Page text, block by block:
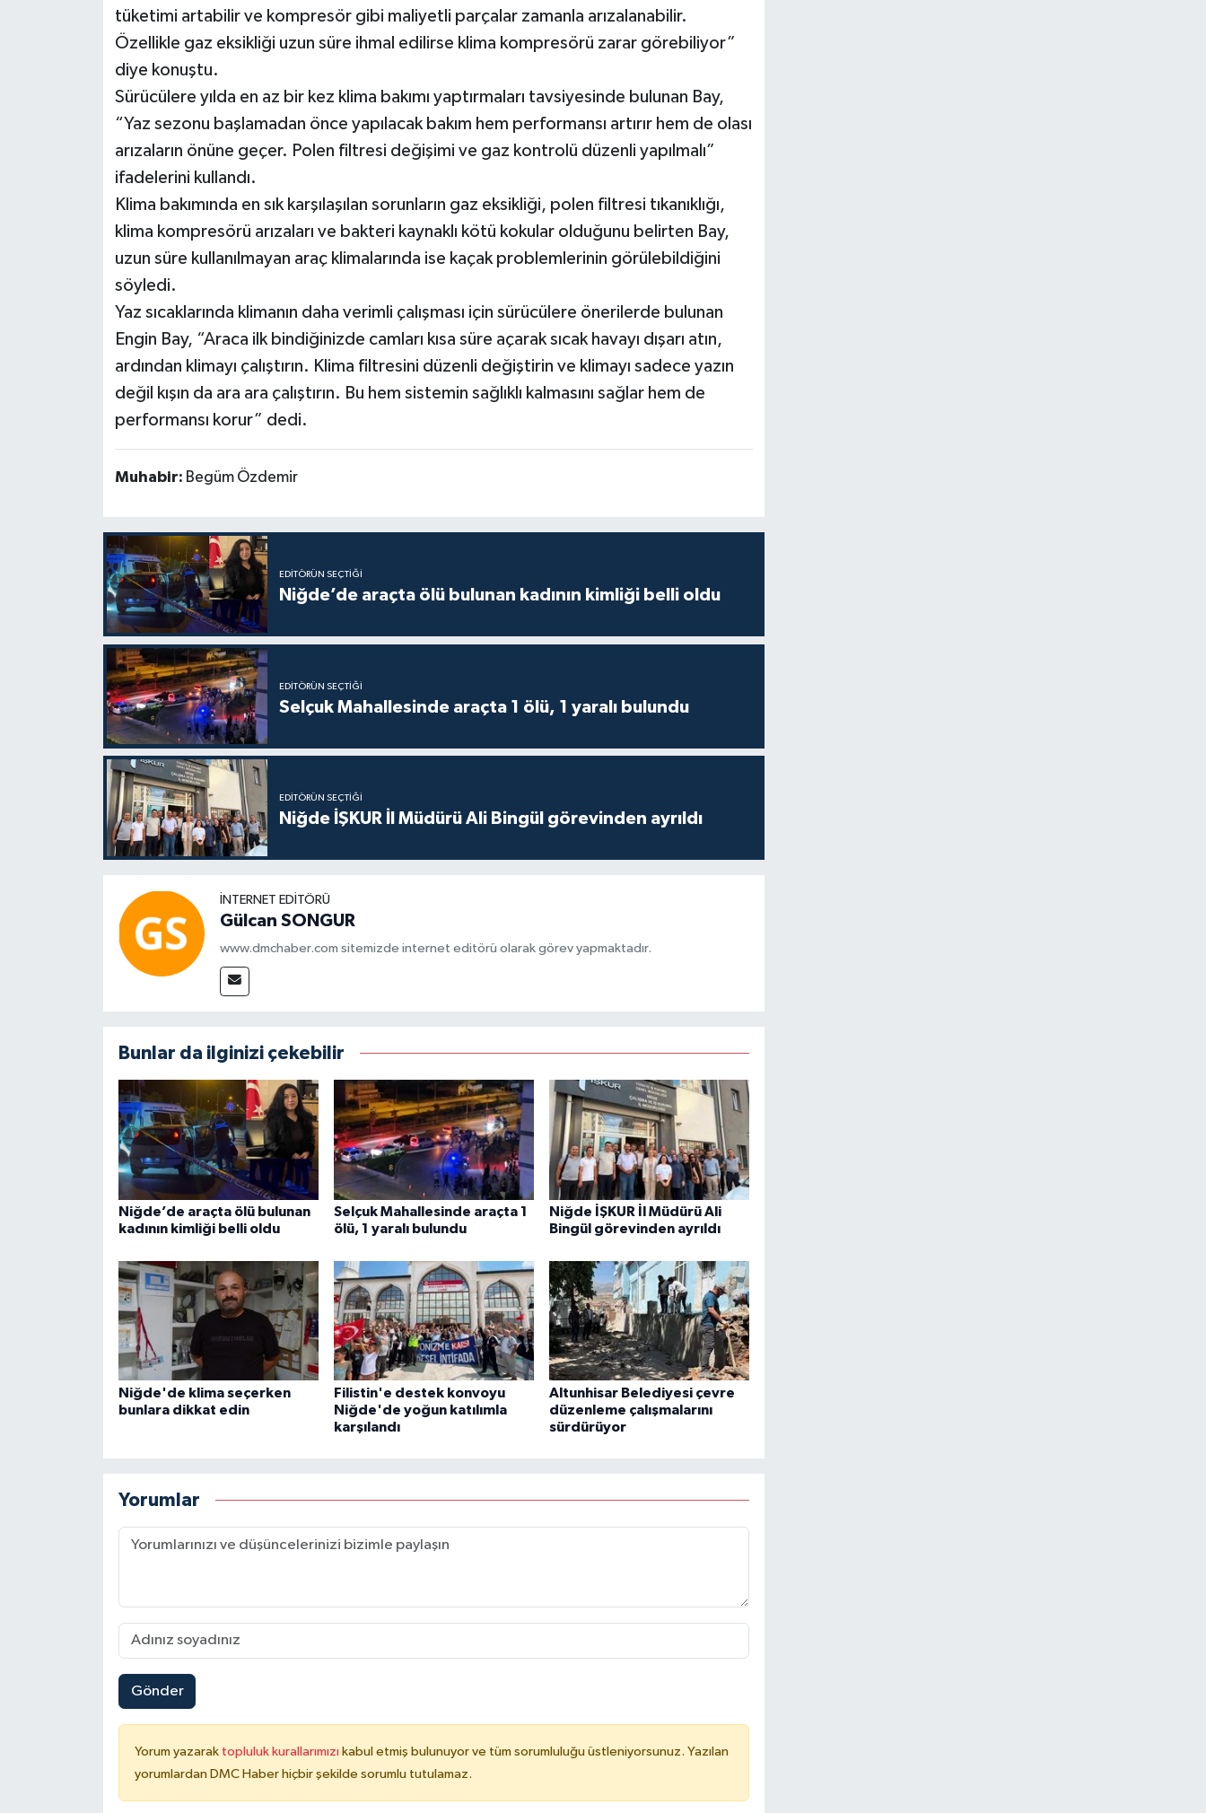
tüketimi artabilir ve kompresör gibi maliyetli parçalar zamanla arızalanabilir.
Özellikle gaz eksikliği uzun süre ihmal edilirse klima kompresörü zarar görebiliyor”
diye konuştu.
Sürücülere yılda en az bir kez klima bakımı yaptırmaları tavsiyesinde bulunan Bay,
“Yaz sezonu başlamadan önce yapılacak bakım hem performansı artırır hem de olası
arızaların önüne geçer. Polen filtresi değişimi ve gaz kontrolü düzenli yapılmalı”
ifadelerini kullandı.
Klima bakımında en sık karşılaşılan sorunların gaz eksikliği, polen filtresi tıkanıklığı,
klima kompresörü arızaları ve bakteri kaynaklı kötü kokular olduğunu belirten Bay,
uzun süre kullanılmayan araç klimalarında ise kaçak problemlerinin görülebildiğini
söyledi.
Yaz sıcaklarında klimanın daha verimli çalışması için sürücülere önerilerde bulunan
Engin Bay, “Araca ilk bindiğinizde camları kısa süre açarak sıcak havayı dışarı atın,
ardından klimayı çalıştırın. Klima filtresini düzenli değiştirin ve klimayı sadece yazın
değil kışın da ara ara çalıştırın. Bu hem sistemin sağlıklı kalmasını sağlar hem de
performansı korur” dedi.
Muhabir: Begüm Özdemir
EDITÖRÜN SEÇTIĞI
Niğde’de araçta ölü bulunan kadının kimliği belli oldu
EDITÖRÜN SEÇTIĞI
Selçuk Mahallesinde araçta 1 ölü, 1 yaralı bulundu
EDITÖRÜN SEÇTIĞI
Niğde İŞKUR İl Müdürü Ali Bingül görevinden ayrıldı
İNTERNET EDITÖRÜ
Gülcan SONGUR
www.dmchaber.com sitemizde internet editörü olarak görev yapmaktadır.
Bunlar da ilginizi çekebilir
Niğde’de araçta ölü bulunan
kadının kimliği belli oldu
Selçuk Mahallesinde araçta 1
ölü, 1 yaralı bulundu
Niğde İŞKUR İl Müdürü Ali
Bingül görevinden ayrıldı
Niğde'de klima seçerken
bunlara dikkat edin
Filistin'e destek konvoyu
Niğde'de yoğun katılımla
karşılandı
Altunhisar Belediyesi çevre
düzenleme çalışmalarını
sürdürüyor
Yorumlar
Gönder
Yorum yazarak topluluk kurallarımızı kabul etmiş bulunuyor ve tüm sorumluluğu üstleniyorsunuz. Yazılan
yorumlardan DMC Haber hiçbir şekilde sorumlu tutulamaz.